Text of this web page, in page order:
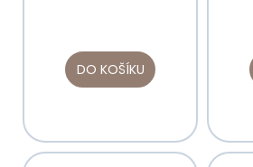
DO KOŠÍKU